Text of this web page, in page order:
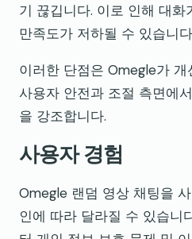
기 끊깁니다. 이로 인해 대
만족도가 저하될 수 있습니
이러한 단점은 Omegle가 개
사용자 안전과 조절 측면에
을 강조합니다.
사용자 경험
Omegle 랜덤 영상 채팅을
인에 따라 달라질 수 있습니